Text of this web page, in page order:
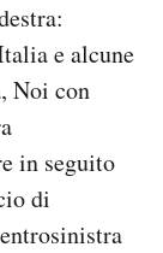
e alcune
Noi con
in seguito
di